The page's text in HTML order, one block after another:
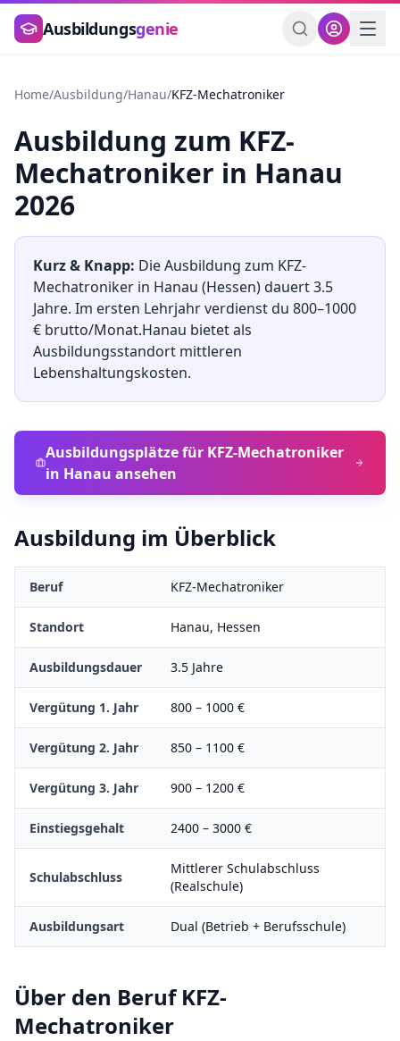
Zum Hauptinhalt springen
Ausbildungsgenie
Home/Ausbildung/Hanau/KFZ-Mechatroniker
Ausbildung zum KFZ-
Mechatroniker in Hanau
2026
Kurz & Knapp: Die Ausbildung zum KFZ-
Mechatroniker in Hanau (Hessen) dauert3.5
Jahre. Im ersten Lehrjahr verdienst du 800–1000
€ brutto/Monat.Hanau bietet als
Ausbildungsstandort mittleren
Lebenshaltungskosten.
Ausbildungsplätze für KFZ-Mechatroniker
in Hanau ansehen
Ausbildung im Überblick
Beruf KFZ-Mechatroniker
Standort Hanau, Hessen
Ausbildungsdauer 3.5 Jahre
Vergütung 1. Jahr 800 – 1000 €
Vergütung 2. Jahr 850 – 1100 €
Vergütung 3. Jahr 900 – 1200 €
Einstiegsgehalt 2400 – 3000 €
Schulabschluss
Mittlerer Schulabschluss
(Realschule)
Ausbildungsart Dual (Betrieb + Berufsschule)
Über den BerufKFZ-
Mechatroniker